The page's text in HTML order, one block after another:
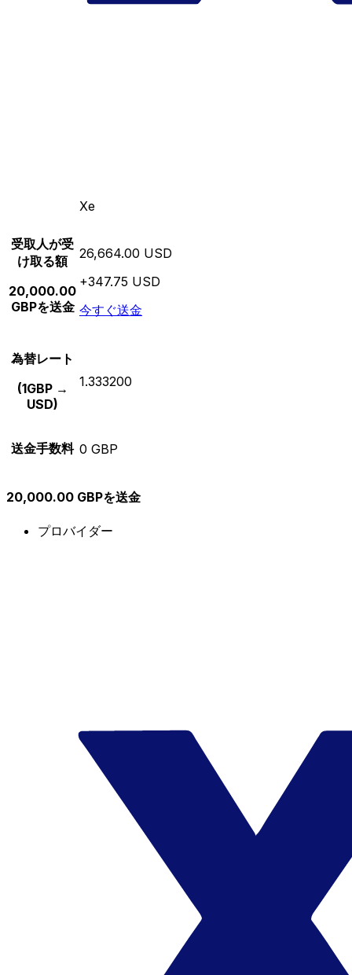
Xe
受取人が受
け取る額
20,000.00
GBPを送金
26,664.00 USD
+347.75 USD
今すぐ送金
為替レート
(1GBP →
USD)
1.333200
送金手数料 0 GBP
20,000.00 GBPを送金
プロバイダー